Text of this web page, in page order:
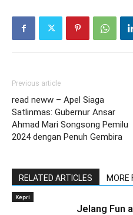
Previous article
read neww – Apel Siaga
Satlinmas: Gubernur Ansar
Ahmad Mari Songsong Pemilu
2024 dengan Penuh Gembira
RELATED ARTICLES MORE
Kepri
Jelang Fun